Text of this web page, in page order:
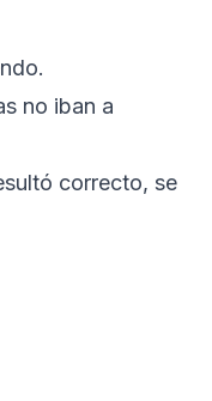
no iban a
correcto, se